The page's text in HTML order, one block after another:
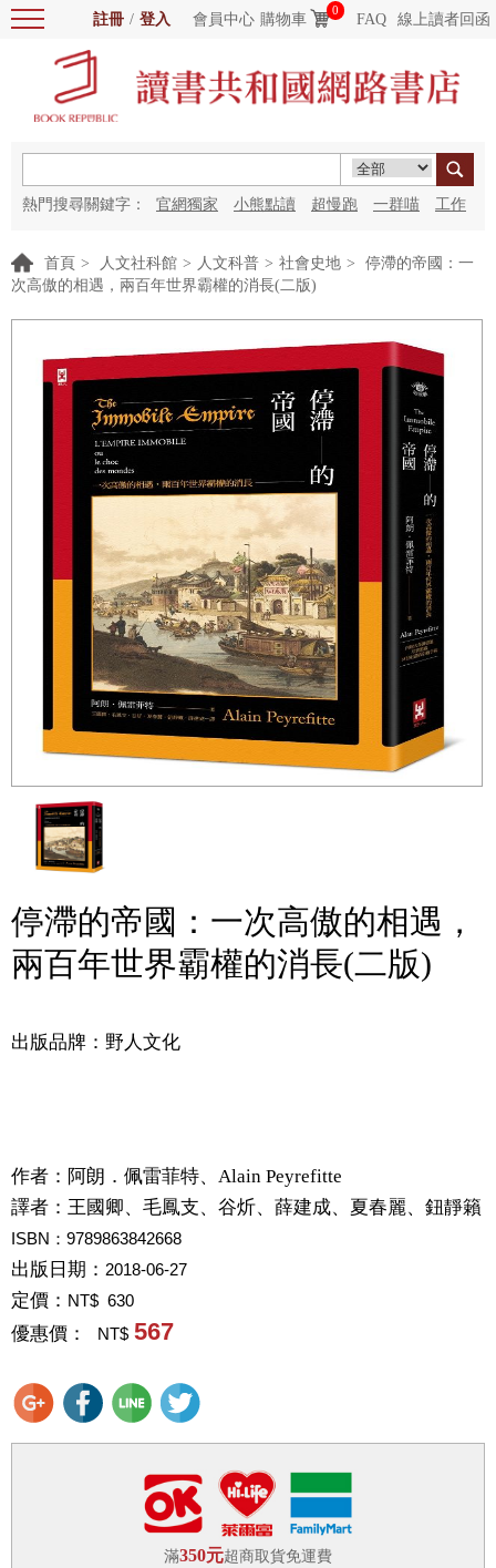
註冊 / 登入 會員中心 購物車
0
FAQ 線上讀者回函
熱門搜尋關鍵字： 官網獨家 小熊點讀 超慢跑 一群喵 工作
首頁 > 人文社科館 > 人文科普 > 社會史地 >
停滯的帝國：一
次高傲的相遇，兩百年世界霸權的消長(二版)
停滯的帝國：一次高傲的相遇，
兩百年世界霸權的消長(二版)
出版品牌：野人文化
作者： 阿朗．佩雷菲特、Alain Peyrefitte
譯者： 王國卿、毛鳳支、谷炘、薛建成、夏春麗、鈕靜籟
ISBN：9789863842668
出版日期： 2018-06-27
定價： NT$ 630
優惠價： NT$ 567
滿350元超商取貨免運費